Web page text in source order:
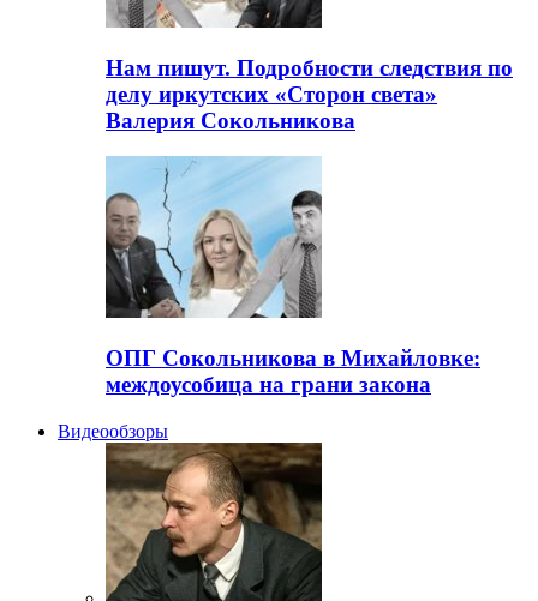
Нам пишут. Подробности следствия по
делу иркутских «Сторон света»
Валерия Сокольникова
ОПГ Сокольникова в Михайловке:
междоусобица на грани закона
Видеообзоры